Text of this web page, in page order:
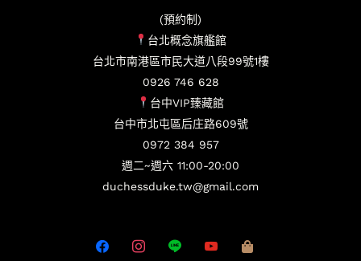
(預約制)
台北概念旗艦館
台北市南港區市民大道八段99號1樓
0926 746 628
台中VIP臻藏館
台中市北屯區后庄路609號
0972 384 957
週二~週六 11:00-20:00
duchessduke.tw@gmail.com